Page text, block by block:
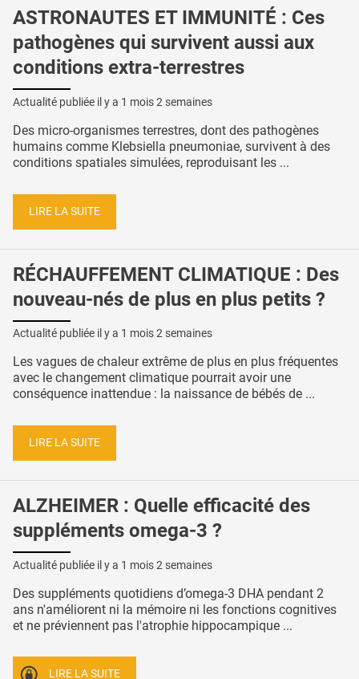
ASTRONAUTES ET IMMUNITÉ : Ces
pathogènes qui survivent aussi aux
conditions extra-terrestres
Actualité publiée il y a 1 mois 2 semaines
Des micro-organismes terrestres, dont des pathogènes
humains comme Klebsiella pneumoniae, survivent à des
conditions spatiales simulées, reproduisant les ...
LIRE LA SUITE
RÉCHAUFFEMENT CLIMATIQUE : Des
nouveau-nés de plus en plus petits ?
Actualité publiée il y a 1 mois 2 semaines
Les vagues de chaleur extrême de plus en plus fréquentes
avec le changement climatique pourrait avoir une
conséquence inattendue : la naissance de bébés de ...
LIRE LA SUITE
ALZHEIMER : Quelle efficacité des
suppléments omega-3 ?
Actualité publiée il y a 1 mois 2 semaines
Des suppléments quotidiens d’omega-3 DHA pendant 2
ans n'améliorent ni la mémoire ni les fonctions cognitives
et ne préviennent pas l'atrophie hippocampique ...
LIRE LA SUITE